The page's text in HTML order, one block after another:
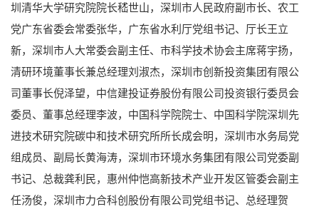
圳清华大学研究院院长嵇世山，深圳市人民政府副市长、农工
党广东省委会常委张华，广东省水利厅党组书记、厅长王立
新，深圳市人大常委会副主任、市科学技术协会主席蒋宇扬，
清研环境董事长兼总经理刘淑杰，深圳市创新投资集团有限公
司董事长倪泽望，中信建投证券股份有限公司投资银行委员会
委员、董事总经理李波，中国科学院院士、中国科学院深圳先
进技术研究院碳中和技术研究所所长成会明，深圳市水务局党
组成员、副局长黄海涛，深圳市环境水务集团有限公司党委副
书记、总裁龚利民，惠州仲恺高新技术产业开发区管委会副主
任汤俊，深圳市力合科创股份有限公司党组书记、总经理贺